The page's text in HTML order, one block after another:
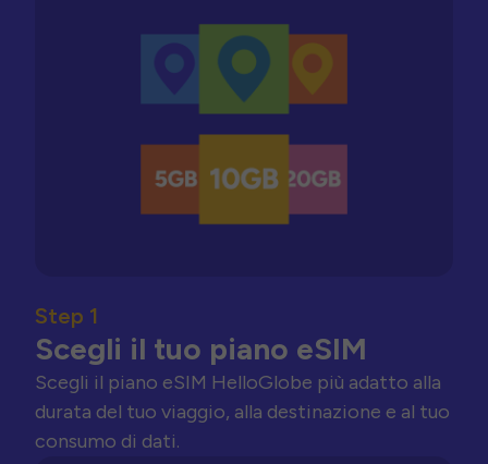
Step 1
Scegli il tuo piano eSIM
Scegli il piano eSIM HelloGlobe più adatto alla
durata del tuo viaggio, alla destinazione e al tuo
consumo di dati.